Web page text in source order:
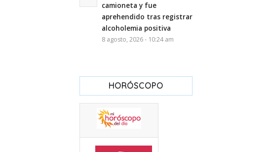
camioneta y fue
aprehendido tras registrar
alcoholemia positiva
8 agosto, 2026 - 10:24 am
HORÓSCOPO